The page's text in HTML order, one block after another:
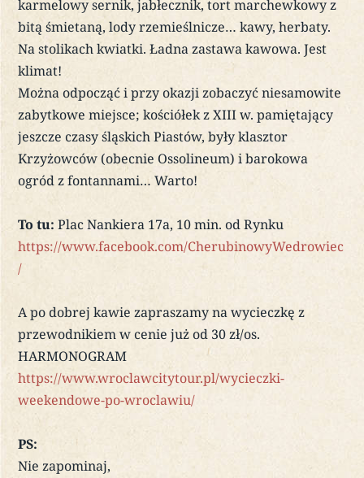
karmelowy sernik, jabłecznik, tort marchewkowy z
bitą śmietaną, lody rzemieślnicze… kawy, herbaty.
Na stolikach kwiatki. Ładna zastawa kawowa. Jest
klimat!
Można odpocząć i przy okazji zobaczyć niesamowite
zabytkowe miejsce; kościółek z XIII w. pamiętający
jeszcze czasy śląskich Piastów, były klasztor
Krzyżowców (obecnie Ossolineum) i barokowa
ogród z fontannami… Warto!
To tu: Plac Nankiera 17a, 10 min. od Rynku
https://www.facebook.com/CherubinowyWedrowiec
/
A po dobrej kawie zapraszamy na wycieczkę z
przewodnikiem w cenie już od 30 zł/os.
HARMONOGRAM
https://www.wroclawcitytour.pl/wycieczki-
weekendowe-po-wroclawiu/
PS:
Nie zapominaj,